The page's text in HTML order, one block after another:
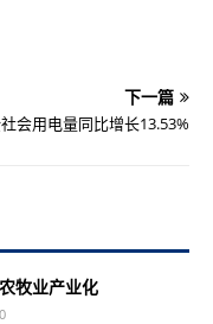
下一篇
会用电量同比增长13.53%
牧业产业化